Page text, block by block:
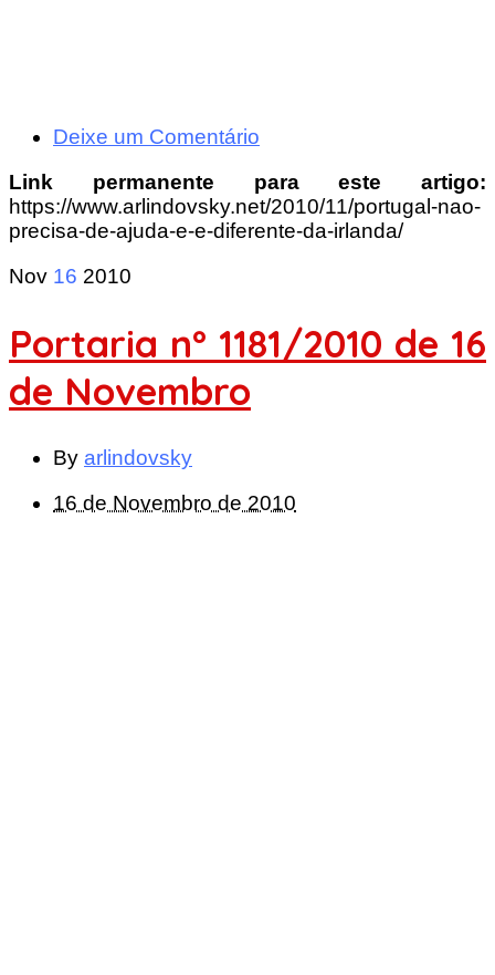
Deixe um Comentário
Link permanente para este artigo:
https://www.arlindovsky.net/2010/11/portugal-nao-
precisa-de-ajuda-e-e-diferente-da-irlanda/
Nov 16 2010
Portaria nº 1181/2010 de 16
de Novembro
By arlindovsky
16 de Novembro de 2010